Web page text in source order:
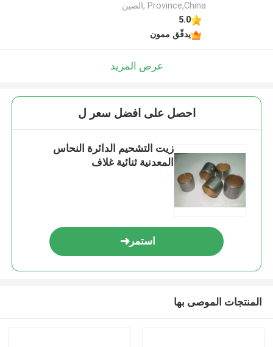
Province,China ,الصين
5.0
يدقّق ممون
عرض المزيد
احصل على افضل سعر ل
زيت التشحيم الدائرة النحاس
المعدنية ثنائية غلاف
استمر
المنتجات الموصى بها